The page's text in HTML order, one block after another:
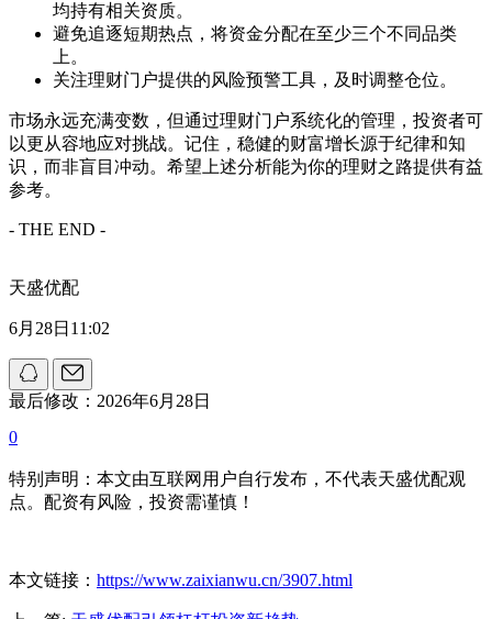
均持有相关资质。
避免追逐短期热点，将资金分配在至少三个不同品类
上。
关注理财门户提供的风险预警工具，及时调整仓位。
市场永远充满变数，但通过理财门户系统化的管理，投资者可
以更从容地应对挑战。记住，稳健的财富增长源于纪律和知
识，而非盲目冲动。希望上述分析能为你的理财之路提供有益
参考。
- THE END -
天盛优配
6月28日11:02
最后修改：2026年6月28日
0
特别声明：本文由互联网用户自行发布，不代表天盛优配观
点。配资有风险，投资需谨慎！
本文链接： https://www.zaixianwu.cn/3907.html